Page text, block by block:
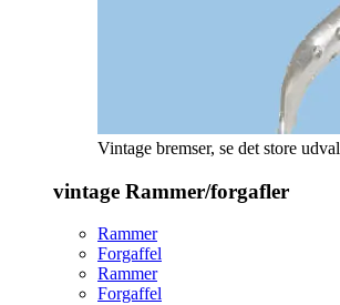
Vintage bremser, se det store
vintage Rammer/forgafler
Rammer
Forgaffel
Rammer
Forgaffel